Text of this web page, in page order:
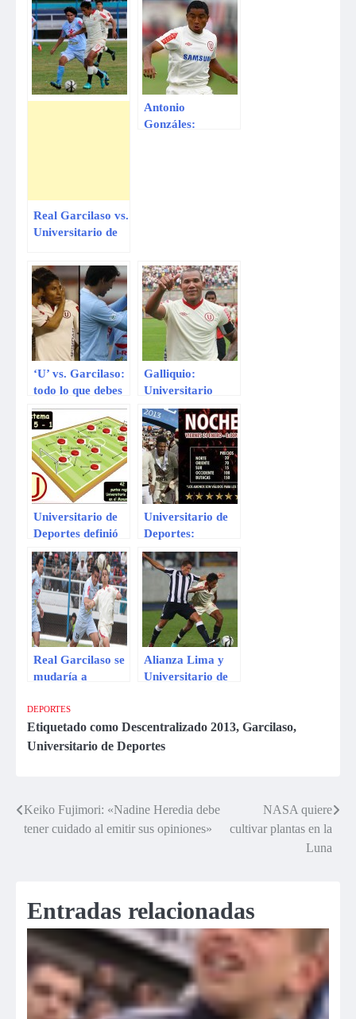
Real Garcilaso vs.
Universitario de
partido de los
play off sí se
juega en Espinar
Antonio
Gonzáles:
‘U’ vs. Garcilaso:
todo lo que debes
saber sobre la
final en Huancayo
Galliquio:
Universitario
puede jugar
donde sea y a la
hora que sea
Universitario de
Deportes definió
su once titular
para vencer a
Real Garcilaso
Universitario de
Deportes:
Entérate cuáles
con los precios de
las entradas para
la “Noche
Crema”
Real Garcilaso se
mudaría a
play off ante
Universitario
Alianza Lima y
Universitario de
miércoles el
primer clásico del
DEPORTES
Etiquetado como Descentralizado 2013, Garcilaso,
Universitario de Deportes
Navegación
Keiko Fujimori: «Nadine Heredia debe
tener cuidado al emitir sus opiniones»
NASA quiere
cultivar plantas en la
Luna
Entradas relacionadas